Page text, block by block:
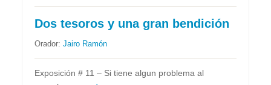
Dos tesoros y una gran bendición
Orador:Jairo Ramón
Exposición # 11 – Si tiene algun problema al